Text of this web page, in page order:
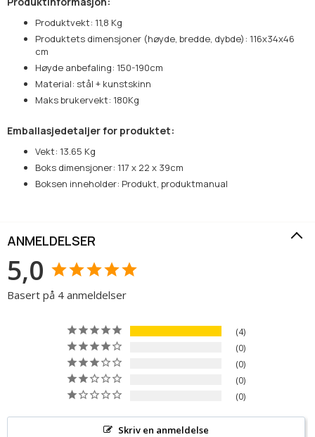
Produktvekt: 11,8 Kg
Produktets dimensjoner (høyde, bredde, dybde): 116x34x46
cm
Høyde anbefaling: 150-190cm
Material: stål + kunstskinn
Maks brukervekt: 180Kg
Emballasjedetaljer for produktet:
Vekt: 13.65 Kg
Boks dimensjoner: 117 x 22 x 39cm
Boksen inneholder: Produkt, produktmanual
ANMELDELSER
5,0
Basert på 4 anmeldelser
4
0
0
0
0
Skriv en anmeldelse